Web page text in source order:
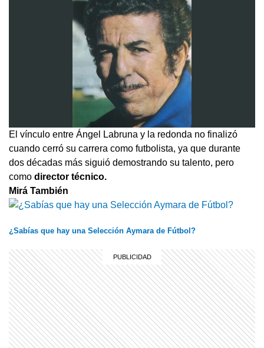
El vínculo entre Ángel Labruna y la redonda no finalizó
cuando cerró su carrera como futbolista, ya que durante
dos décadas más siguió demostrando su talento, pero
como director técnico.
Mirá También
¿Sabías que hay una Selección Aymara de Fútbol?